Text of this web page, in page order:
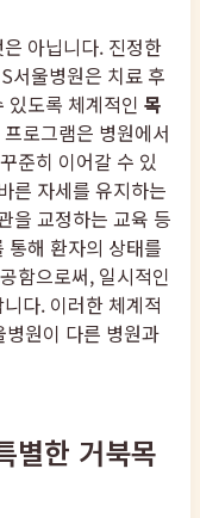
아닙니다. 진정한
서울병원은 치료 후
있도록 체계적인 목
로그램은 병원에서
준히 이어갈 수 있
른 자세를 유지하는
을 교정하는 교육 등
통해 환자의 상태를
함으로써, 일시적인
다. 이러한 체계적
원이 다른 병원과
별한 거북목